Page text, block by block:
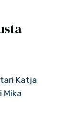
Katja
Mika